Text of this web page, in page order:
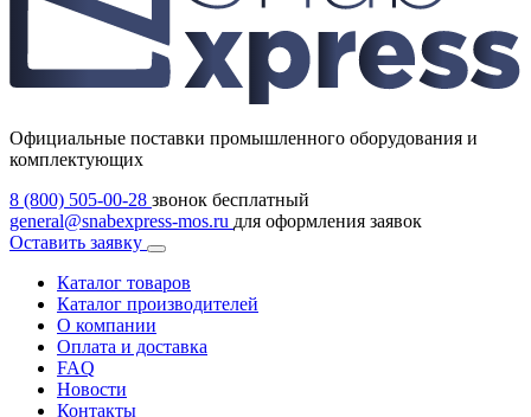
Официальные поставки промышленного оборудования и
комплектующих
8 (800) 505-00-28 звонок бесплатный
general@snabexpress-mos.ru для оформления заявок
Оставить заявку
Каталог товаров
Каталог производителей
О компании
Оплата и доставка
FAQ
Новости
Контакты